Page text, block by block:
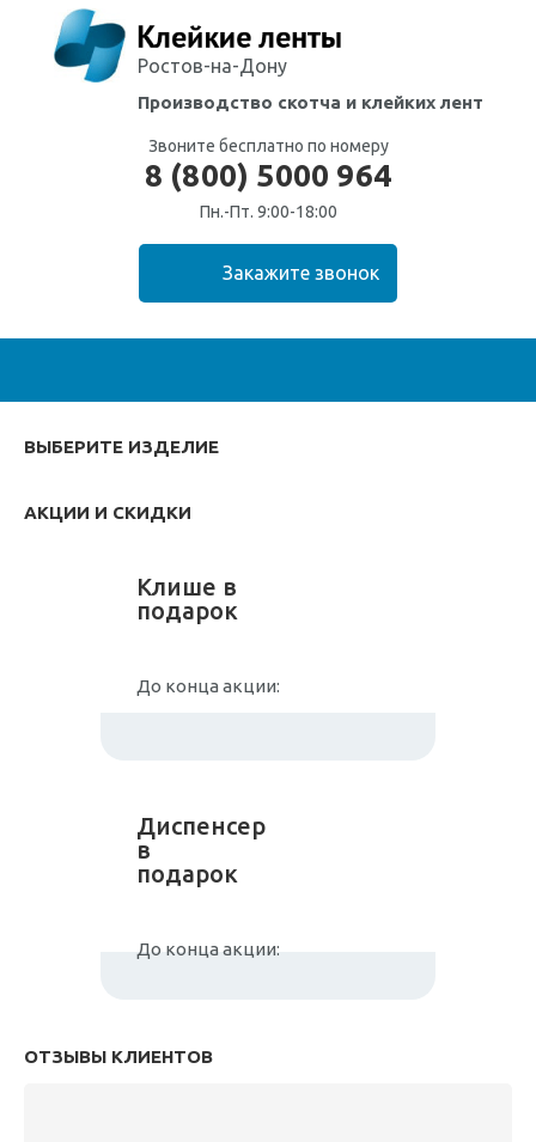
Ростов-на-Дону
Производство скотча и клейких лент
Звоните бесплатно по номеру
8 (800) 5000 964
Пн.-Пт. 9:00-18:00
ВЫБЕРИТЕ ИЗДЕЛИЕ
АКЦИИ И СКИДКИ
Клише в
подарок
До конца акции:
Диспенсер
в
подарок
До конца акции:
ОТЗЫВЫ КЛИЕНТОВ